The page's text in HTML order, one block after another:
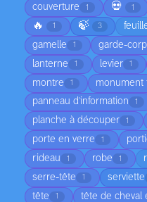
couverture 1 💀 1
🔥 1 🍃 3
gamelle 1 garde-
lanterne 1 levier 1
montre 1 monument
panneau d'information 1
planche à découper 1
porte en verre 1
rideau 1 robe 1
serre-tête 1 serviette
tête 1 tête de cheval